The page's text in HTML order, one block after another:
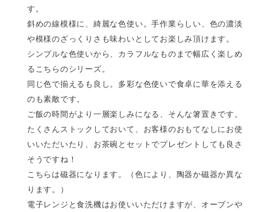
す。
斜めの線模様に、綺麗な色使い。手作業らしい、色の濃淡
や模様のざっくりさも味わいとしてお楽しみ頂けます。
シンプルな色使いから、カラフルなものまで幅広く楽しめ
るこちらのシリーズ。
同じ色で揃えるも良し。多彩な色使いで食卓に華を添える
のも素敵です。
ご飯の時間がより一層楽しみになる、そんな箸置きです。
たくさんストックしておいて、お客様のおもてなしにお使
いいただいたり、お茶碗とセットでプレゼントしても良さ
そうですね！
こちらは磁器になります。（色により、陶器か磁器か異な
ります。）
電子レンジと食洗機はお使いいただけますが、オーブンや